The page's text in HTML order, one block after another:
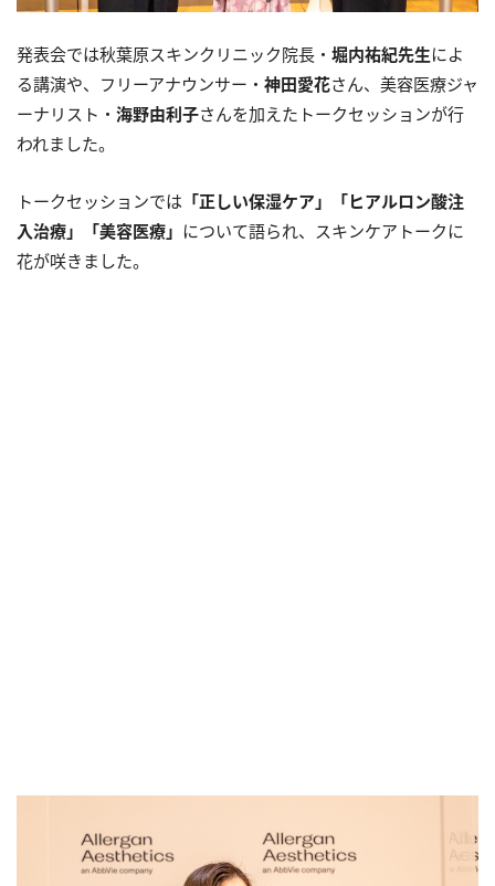
発表会では秋葉原スキンクリニック院長・ 堀内祐紀先生によ
る講演や、フリーアナウンサー・ 神田愛花さん、美容医療ジャ
ーナリスト・ 海野由利子さんを加えたトークセッションが行
われました。
トークセッションでは 「正しい保湿ケア」「ヒアルロン酸注
入治療」「美容医療」 について語られ、スキンケアトークに
花が咲きました。